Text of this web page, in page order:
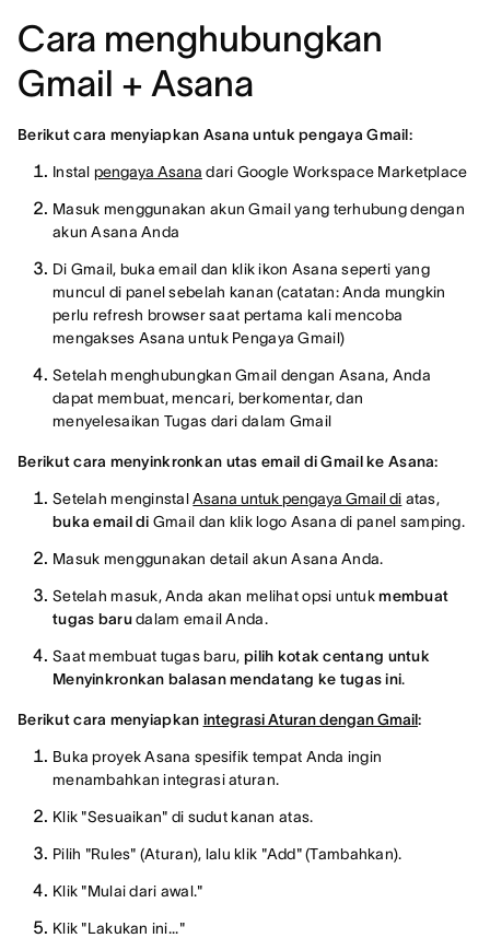
Cara menghubungkan
Gmail + Asana
Berikut cara menyiapkan Asana untuk pengaya Gmail:
Instal pengaya Asana dari Google Workspace Marketplace
Masuk menggunakan akun Gmail yang terhubung dengan
akun Asana Anda
Di Gmail, buka email dan klik ikon Asana seperti yang
muncul di panel sebelah kanan (catatan: Anda mungkin
perlu refresh browser saat pertama kali mencoba
mengakses Asana untuk Pengaya Gmail)
Setelah menghubungkan Gmail dengan Asana, Anda
dapat membuat, mencari, berkomentar, dan
menyelesaikan Tugas dari dalam Gmail
Berikut cara menyinkronkan utas email di Gmail ke Asana:
Setelah menginstalAsana untuk pengaya Gmail di atas,
buka email di Gmail dan klik logo Asana di panel samping.
Masuk menggunakan detail akun Asana Anda.
Setelah masuk, Anda akan melihat opsi untukmembuat
tugas barudalam email Anda.
Saat membuat tugas baru, pilih kotak centang untuk
Menyinkronkan balasan mendatang ke tugas ini.
Berikut cara menyiapkan integrasi Aturan dengan Gmail:
Buka proyek Asana spesifik tempat Anda ingin
menambahkan integrasi aturan.
Klik "Sesuaikan" di sudut kanan atas.
Pilih "Rules" (Aturan), lalu klik "Add" (Tambahkan).
Klik "Mulai dari awal."
Klik "Lakukan ini..."